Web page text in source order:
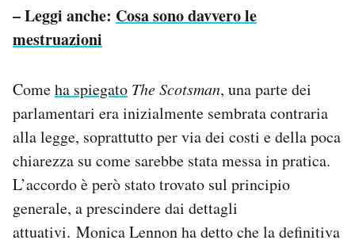
– Leggi anche: Cosa sono davvero le
mestruazioni
Comeha spiegato The Scotsman, una parte dei
parlamentari era inizialmente sembrata contraria
alla legge, soprattutto per via dei costi e della poca
chiarezza su come sarebbe stata messa in pratica.
L’accordo è però stato trovato sul principio
generale, a prescindere dai dettagli
attuativi. Monica Lennon ha detto che la definitiva